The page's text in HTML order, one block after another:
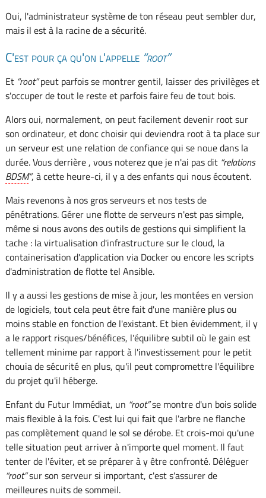
Oui, l'administrateur système de ton réseau peut sembler dur,
mais il est à la racine de a sécurité.
C'est pour ça qu'on l'appelle root
Et root peut parfois se montrer gentil, laisser des privilèges et
s'occuper de tout le reste et parfois faire feu de tout bois.
Alors oui, normalement, on peut facilement devenir root sur
son ordinateur, et donc choisir qui deviendra root à ta place sur
un serveur est une relation de confiance qui se noue dans la
durée. Vous derrière , vous noterez que je n'ai pas dit relations
BDSM , à cette heure-ci, il y a des enfants qui nous écoutent.
Mais revenons à nos gros serveurs et nos tests de
pénétrations. Gérer une flotte de serveurs n'est pas simple,
même si nous avons des outils de gestions qui simplifient la
tache : la virtualisation d'infrastructure sur le cloud, la
containerisation d'application via Docker ou encore les scripts
d'administration de flotte tel Ansible.
Il y a aussi les gestions de mise à jour, les montées en version
de logiciels, tout cela peut être fait d'une manière plus ou
moins stable en fonction de l'existant. Et bien évidemment, il y
a le rapport risques/bénéfices, l'équilibre subtil où le gain est
tellement minime par rapport à l'investissement pour le petit
chouia de sécurité en plus, qu'il peut compromettre l'équilibre
du projet qu'il héberge.
Enfant du Futur Immédiat, un root se montre d'un bois solide
mais flexible à la fois. C'est lui qui fait que l'arbre ne flanche
pas complètement quand le sol se dérobe. Et crois-moi qu'une
telle situation peut arriver à n'importe quel moment. Il faut
tenter de l'éviter, et se préparer à y être confronté. Déléguer
root sur son serveur si important, c'est s'assurer de
meilleures nuits de sommeil.